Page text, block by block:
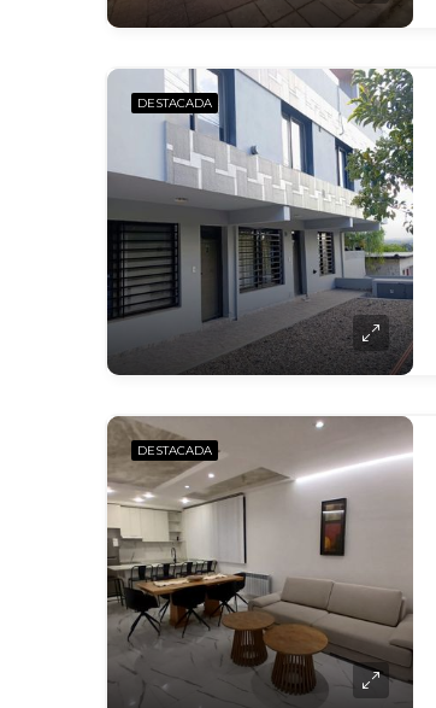
DESTACADA
DESTACADA